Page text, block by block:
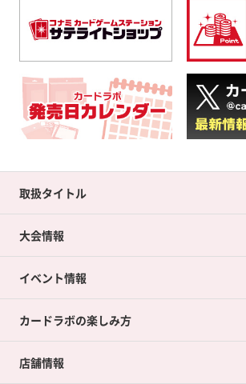
取扱タイトル
大会情報
イベント情報
カードラボの楽しみ方
店舗情報